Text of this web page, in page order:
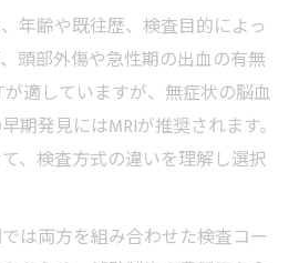
年齢や既往歴、検査目的によっ
頭部外傷や急性期の出血の有無
適していますが、無症状の脳血
期発見にはMRIが推奨されます。
、検査方式の違いを理解し選択
は両方を組み合わせた検査コー